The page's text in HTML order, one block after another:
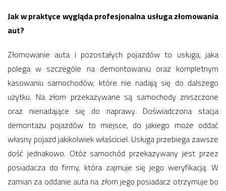
Jak w praktyce wygląda profesjonalna usługa złomowania
aut?
Złomowanie auta i pozostałych pojazdów to usługa, jaka
polega w szczególe na demontowaniu oraz kompletnym
kasowaniu samochodów, które nie nadają się do dalszego
użytku. Na złom przekazywane są samochody zniszczone
oraz nienadające się do naprawy. Doświadczona stacja
demontażu pojazdów to miejsce, do jakiego może oddać
własny pojazd jakikolwiek właściciel. Usługa przebiega zawsze
dość jednakowo. Otóż samochód przekazywany jest przez
posiadacza do firmy, która zajmuje się jego weryfikacją. W
zamian za oddanie auta na złom jego posiadacz otrzymuje bo